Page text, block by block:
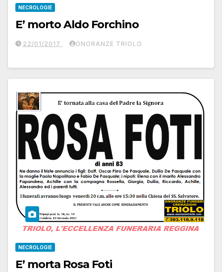
NECROLOGIE
E’ morto Aldo Forchino
22/01/2017 ONORANZE TRIOLO
NECROLOGIE
E’ morta Rosa Foti